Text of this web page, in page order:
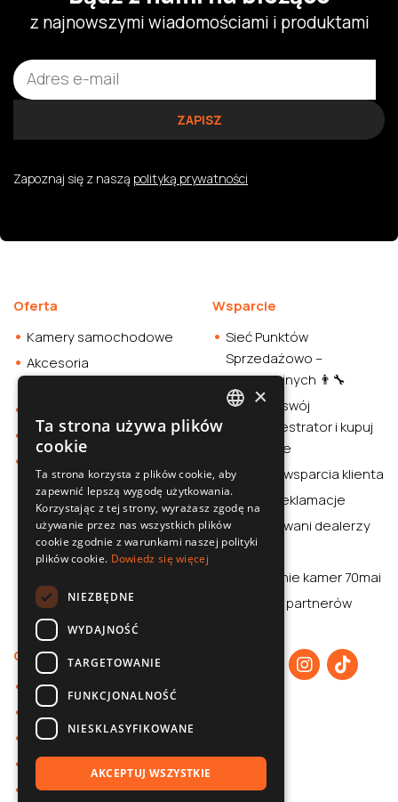
z najnowszymi wiadomościami i produktami
Zapoznaj się z naszą polityką prywatności
Oferta
Kamery samochodowe
Akcesoria
Stacja zasilania
Wsparcie
Sieć Punktów
Sprzedażowo –
Instalacyjnych 👨‍🔧
Sprawdź swój
wideorejestrator i kupuj
rozważnie
Centrum wsparcia klienta
Zwroty i reklamacje
Autoryzowani dealerzy
Aplikacja
Porównanie kamer 70mai
70mai dla partnerów
O nas
O 70mai
Polityka prywatności
Współpraca B2B
Baza wiedzy
Kontakt
ENGLISH
×
Ta strona używa plików
cookie
Ta strona korzysta z plików cookie, aby
zapewnić lepszą wygodę użytkowania.
Korzystając z tej strony, wyrażasz zgodę na
używanie przez nas wszystkich plików
cookie zgodnie z warunkami naszej polityki
plików cookie. Dowiedz się więcej
NIEZBĘDNE
WYDAJNOŚĆ
TARGETOWANIE
FUNKCJONALNOŚĆ
NIESKLASYFIKOWANE
AKCEPTUJ WSZYSTKIE